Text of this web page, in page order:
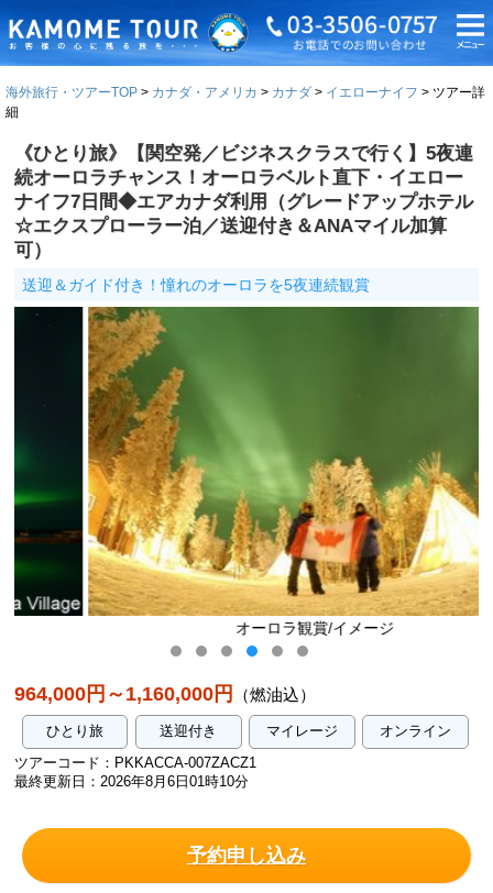
海外旅行・ツアーTOP カナダ・アメリカ カナダ イエローナイフ
ツアー詳
細
《ひとり旅》【関空発／ビジネスクラスで行く】5夜連
続オーロラチャンス！オーロラベルト直下・イエロー
ナイフ7日間◆エアカナダ利用（グレードアップホテル
☆エクスプローラー泊／送迎付き＆ANAマイル加算
可）
送迎＆ガイド付き！憧れのオーロラを5夜連続観賞
オーロラ観賞/イメージ
964,000円～1,160,000円 （燃油込）
ひとり旅 送迎付き マイレージ
オンライン
ツアーコード：PKKACCA-007ZACZ1
最終更新日：2026年8月6日01時10分
予約申し込み